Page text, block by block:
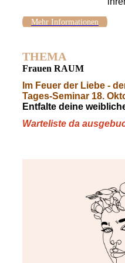
Mehr Informationen
THEMA
Frauen RAUM
Im Feuer der Liebe -
Tages-Seminar 18.
Entfalte deine
Warteliste da